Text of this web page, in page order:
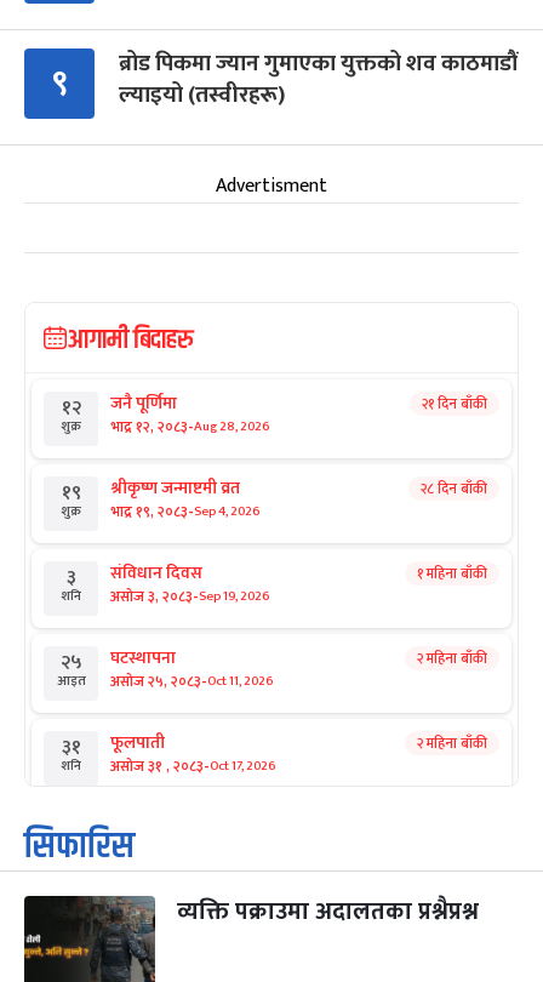
९
ब्रोड पिकमा ज्यान गुमाएका युक्तको शव काठमाडौं
ल्याइयो (तस्वीरहरू)
Advertisment
आगामी बिदाहरु
१२
शुक्र
जनै पूर्णिमा
भाद्र १२, २०८३-Aug 28, 2026
२१ दिन बाँकी
१९
शुक्र
श्रीकृष्ण जन्माष्टमी व्रत
भाद्र १९, २०८३-Sep 4, 2026
२८ दिन बाँकी
३
शनि
संविधान दिवस
असोज ३, २०८३-Sep 19, 2026
१ महिना बाँकी
२५
आइत
घटस्थापना
असोज २५, २०८३-Oct 11, 2026
२ महिना बाँकी
३१
शनि
फूलपाती
असोज ३१ , २०८३-Oct 17, 2026
२ महिना बाँकी
१
आइत
कार्तिक सङ्क्रान्ति
कार्तिक १, २०८३
महानवमी
कार्तिक ३, २०८३
२ महिना बाँकी
सिफारिस
व्यक्ति पक्राउमा अदालतका प्रश्नैप्रश्न